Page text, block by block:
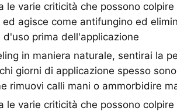
le varie criticità che possono
agisce come antifungino ed
prima dell'applicazione
in maniera naturale, sentirai la
giorni di applicazione spesso
rimuovi calli mani o ammorbidire
le varie criticità che possono